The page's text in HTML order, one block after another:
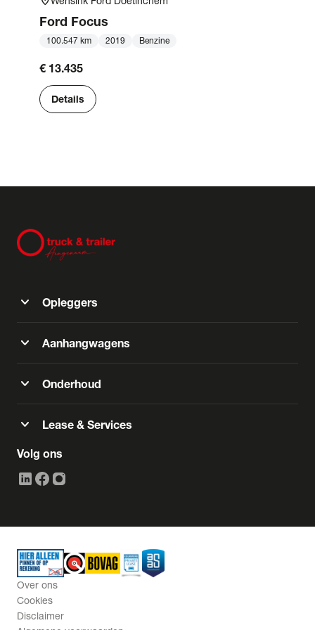
Ford Focus
100.547 km 2019 Benzine
€ 13.435
Details
expand_more Opleggers
expand_more Aanhangwagens
expand_more Onderhoud
expand_more Lease & Services
Volg ons
Over ons
Cookies
Disclaimer